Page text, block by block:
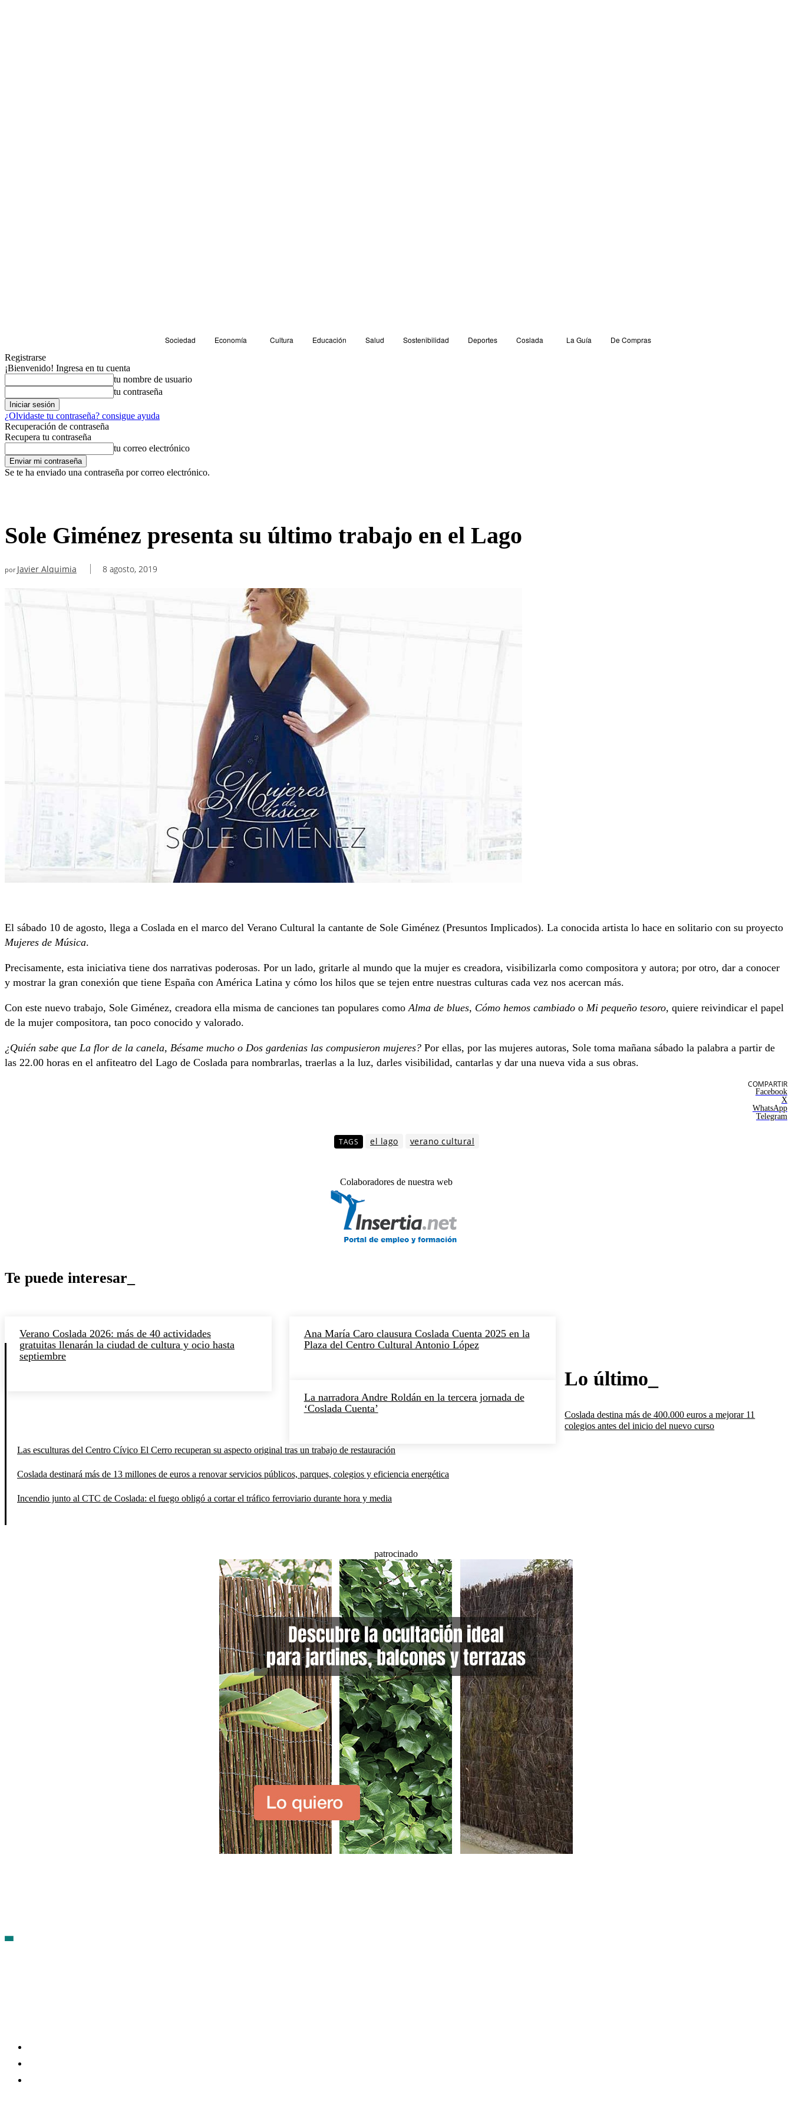
Sociedad Economía Cultura Educación Salud Sostenibilidad Deportes Coslada La Guía
De Compras
Registrarse
¡Bienvenido! Ingresa en tu cuenta
tu nombre de usuario
tu contraseña
¿Olvidaste tu contraseña? consigue ayuda
Recuperación de contraseña
Recupera tu contraseña
tu correo electrónico
Se te ha enviado una contraseña por correo electrónico.
Sole Giménez presenta su último trabajo en el Lago
por Javier Alquimia 8 agosto, 2019
El sábado 10 de agosto, llega a Coslada en el marco del Verano Cultural la cantante de Sole Giménez (Presuntos Implicados). La conocida artista lo hace en solitario con su proyecto
Mujeres de Música.
Precisamente, esta iniciativa tiene dos narrativas poderosas. Por un lado, gritarle al mundo que la mujer es creadora, visibilizarla como compositora y autora; por otro, dar a conocer
y mostrar la gran conexión que tiene España con América Latina y cómo los hilos que se tejen entre nuestras culturas cada vez nos acercan más.
Con este nuevo trabajo, Sole Giménez, creadora ella misma de canciones tan populares como Alma de blues, Cómo hemos cambiado o Mi pequeño tesoro, quiere reivindicar el papel
de la mujer compositora, tan poco conocido y valorado.
¿Quién sabe que La flor de la canela, Bésame mucho o Dos gardenias las compusieron mujeres? Por ellas, por las mujeres autoras, Sole toma mañana sábado la palabra a partir de
las 22.00 horas en el anfiteatro del Lago de Coslada para nombrarlas, traerlas a la luz, darles visibilidad, cantarlas y dar una nueva vida a sus obras.
COMPARTIR
Facebook
X
WhatsApp
Telegram
TAGS el lago verano cultural
Colaboradores de nuestra web
Te puede interesar_
Verano Coslada 2026: más de 40 actividades
gratuitas llenarán la ciudad de cultura y ocio hasta
septiembre
Ana María Caro clausura Coslada Cuenta 2025 en la
Plaza del Centro Cultural Antonio López
La narradora Andre Roldán en la tercera jornada de
‘Coslada Cuenta’
Lo último_
Coslada destina más de 400.000 euros a mejorar 11
colegios antes del inicio del nuevo curso
Las esculturas del Centro Cívico El Cerro recuperan su aspecto original tras un trabajo de restauración
Coslada destinará más de 13 millones de euros a renovar servicios públicos, parques, colegios y eficiencia energética
Incendio junto al CTC de Coslada: el fuego obligó a cortar el tráfico ferroviario durante hora y media
patrocinado